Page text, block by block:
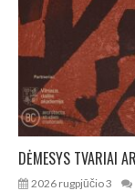
2026 rugpjūčio 3